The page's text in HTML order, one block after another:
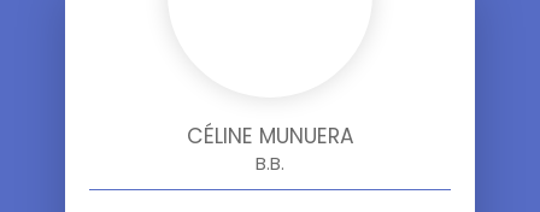
CÉLINE MUNUERA
B.B.